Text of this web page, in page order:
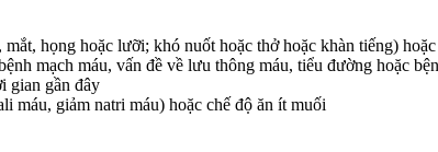
họng hoặc lưỡi; khó nuốt hoặc thở hoặc khàn tiếng)
mạch máu, vấn đề về lưu thông máu, tiểu đường hoặc
gian gần đây
máu, giảm natri máu) hoặc chế độ ăn ít muối